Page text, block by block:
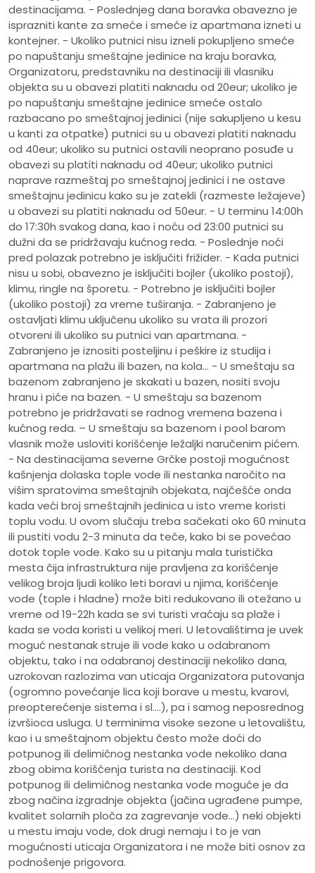
destinacijama. - Poslednjeg dana boravka obavezno je
isprazniti kante za smeće i smeće iz apartmana izneti u
kontejner. - Ukoliko putnici nisu izneli pokupljeno smeće
po napuštanju smeštajne jedinice na kraju boravka,
Organizatoru, predstavniku na destinaciji ili vlasniku
objekta su u obavezi platiti naknadu od 20eur; ukoliko je
po napuštanju smeštajne jedinice smeće ostalo
razbacano po smeštajnoj jedinici (nije sakupljeno u kesu
u kanti za otpatke) putnici su u obavezi platiti naknadu
od 40eur; ukoliko su putnici ostavili neoprano posuđe u
obavezi su platiti naknadu od 40eur; ukoliko putnici
naprave razmeštaj po smeštajnoj jedinici i ne ostave
smeštajnu jedinicu kako su je zatekli (razmeste ležajeve)
u obavezi su platiti naknadu od 50eur. - U terminu 14:00h
do 17:30h svakog dana, kao i noću od 23:00 putnici su
dužni da se pridržavaju kućnog reda. - Poslednje noći
pred polazak potrebno je isključiti frižider. - Kada putnici
nisu u sobi, obavezno je isključiti bojler (ukoliko postoji),
klimu, ringle na šporetu. - Potrebno je isključiti bojler
(ukoliko postoji) za vreme tuširanja. - Zabranjeno je
ostavljati klimu uključenu ukoliko su vrata ili prozori
otvoreni ili ukoliko su putnici van apartmana. -
Zabranjeno je iznositi posteljinu i peškire iz studija i
apartmana na plažu ili bazen, na kola... - U smeštaju sa
bazenom zabranjeno je skakati u bazen, nositi svoju
hranu i piće na bazen. - U smeštaju sa bazenom
potrebno je pridržavati se radnog vremena bazena i
kućnog reda. – U smeštaju sa bazenom i pool barom
vlasnik može usloviti korišćenje ležaljki naručenim pićem.
- Na destinacijama severne Grčke postoji mogućnost
kašnjenja dolaska tople vode ili nestanka naročito na
višim spratovima smeštajnih objekata, najčešće onda
kada veći broj smeštajnih jedinica u isto vreme koristi
toplu vodu. U ovom slučaju treba sačekati oko 60 minuta
ili pustiti vodu 2-3 minuta da teče, kako bi se povećao
dotok tople vode. Kako su u pitanju mala turistička
mesta čija infrastruktura nije pravljena za korišćenje
velikog broja ljudi koliko leti boravi u njima, korišćenje
vode (tople i hladne) može biti redukovano ili otežano u
vreme od 19-22h kada se svi turisti vraćaju sa plaže i
kada se voda koristi u velikoj meri. U letovalištima je uvek
moguć nestanak struje ili vode kako u odabranom
objektu, tako i na odabranoj destinaciji nekoliko dana,
uzrokovan razlozima van uticaja Organizatora putovanja
(ogromno povećanje lica koji borave u mestu, kvarovi,
preopterećenje sistema i sl.…), pa i samog neposrednog
izvršioca usluga. U terminima visoke sezone u letovalištu,
kao i u smeštajnom objektu često može doći do
potpunog ili delimičnog nestanka vode nekoliko dana
zbog obima korišćenja turista na destinaciji. Kod
potpunog ili delimičnog nestanka vode moguće je da
zbog načina izgradnje objekta (jačina ugrađene pumpe,
kvalitet solarnih ploča za zagrevanje vode…) neki objekti
u mestu imaju vode, dok drugi nemaju i to je van
mogućnosti uticaja Organizatora i ne može biti osnov za
podnošenje prigovora.